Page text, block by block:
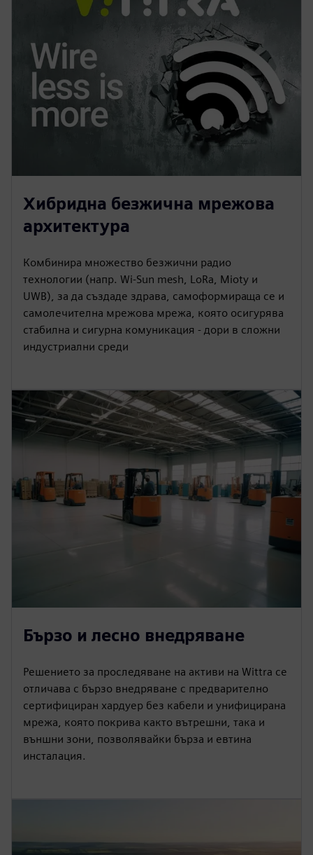
Хибридна безжична мрежова
архитектура
Комбинира множество безжични радио
технологии (напр. Wi-Sun mesh, LoRa, Mioty и
UWB), за да създаде здрава, самоформираща се и
самолечителна мрежова мрежа, която осигурява
стабилна и сигурна комуникация - дори в сложни
индустриални среди
Бързо и лесно внедряване
Решението за проследяване на активи на Wittra се
отличава с бързо внедряване с предварително
сертифициран хардуер без кабели и унифицирана
мрежа, която покрива както вътрешни, така и
външни зони, позволявайки бърза и евтина
инсталация.